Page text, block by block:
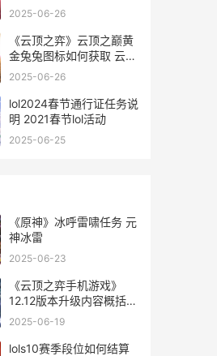
集路线
2025-06-26
《云顶之弈》云顶之巅黄
金兔兔图标如何获取 云顶
之弈云石
2025-06-26
lol2024春节通行证任务说
明 2021春节lol活动
2025-06-25
《原神》冰呼雷啸任务 元
神冰雷
2025-06-23
《云顶之弈手机游戏》
12.12版本升级内容概括
云顶之弈手机能玩吗
2025-06-19
lols10赛季段位如何结算